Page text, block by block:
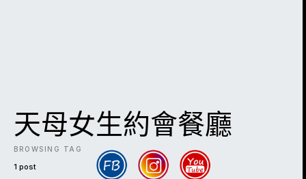
天母女生約會餐廳
BROWSING TAG
1 post